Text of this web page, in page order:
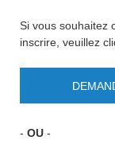
Si vous souhaitez
inscrire, veuillez
- OU -